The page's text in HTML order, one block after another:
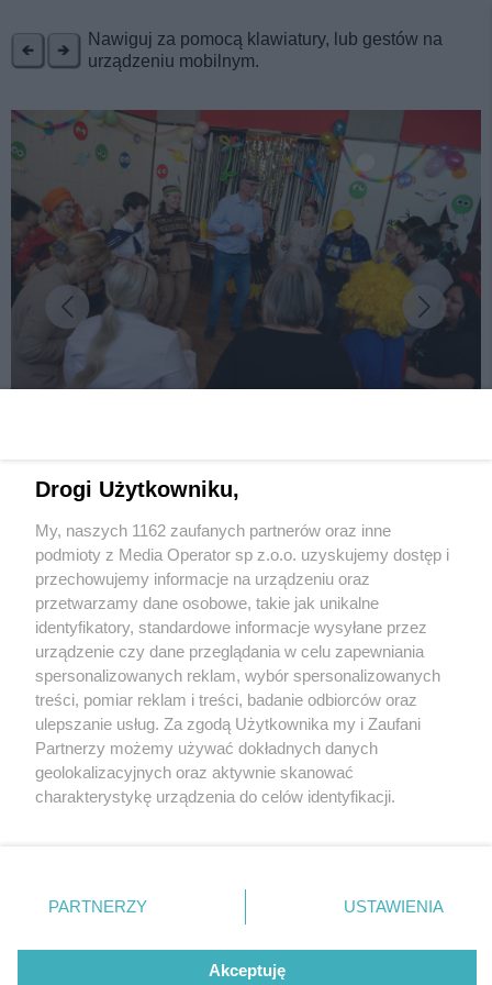
Nawiguj za pomocą klawiatury, lub gestów na
urządzeniu mobilnym.
Tak się bawią uczestnicy DPS-ów z Tarnowskich
Gór i okolic. Zobaczcie ich w karnawałowej
odsłonie
5 / 11
Karnawałowy bal DPS-ów
Wydawca mediów lokalnych
Nie zapomnij
zapoznać się z:
polityką prywatności regulamin korzystania z portali
Twojemiasto
Piekary Śląskie
Chorzów
Tarnowskie Góry
Gliwice
Skontakuj sięz nami
Kontakt
Wydawca
Redakcja
Drogi Użytkowniku,
My, naszych 1162 zaufanych partnerów oraz inne
podmioty z Media Operator sp z.o.o. uzyskujemy dostęp i
przechowujemy informacje na urządzeniu oraz
przetwarzamy dane osobowe, takie jak unikalne
identyfikatory, standardowe informacje wysyłane przez
urządzenie czy dane przeglądania w celu zapewniania
spersonalizowanych reklam, wybór spersonalizowanych
treści, pomiar reklam i treści, badanie odbiorców oraz
ulepszanie usług. Za zgodą Użytkownika my i Zaufani
Partnerzy możemy używać dokładnych danych
geolokalizacyjnych oraz aktywnie skanować
charakterystykę urządzenia do celów identyfikacji.
zmienić/wycofać klikając przycisk ustawień prywatności
znajdujący się w lewym dolnym rogu strony
rodzaje przetwarzania danych nie wymagają zgody
użytkownika, ale masz prawo sprzeciwić się takiemu
PARTNERZY USTAWIENIA
Akceptuję